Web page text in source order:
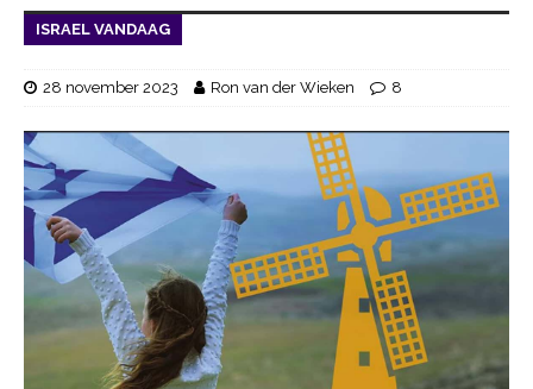
ISRAEL VANDAAG
28 november 2023 Ron van der Wieken 8